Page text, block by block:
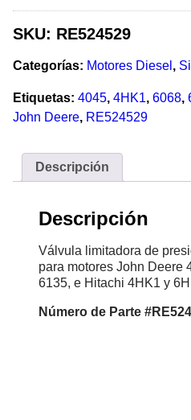
SKU: RE524529
Categorías: Motores Diesel ,
Etiquetas: 4045, 4HK1, 6068,
John Deere, RE524529
Descripción
Descripción
Válvula limitadora de
para motores John Deere
6135, e Hitachi 4HK1 y
Número de Parte